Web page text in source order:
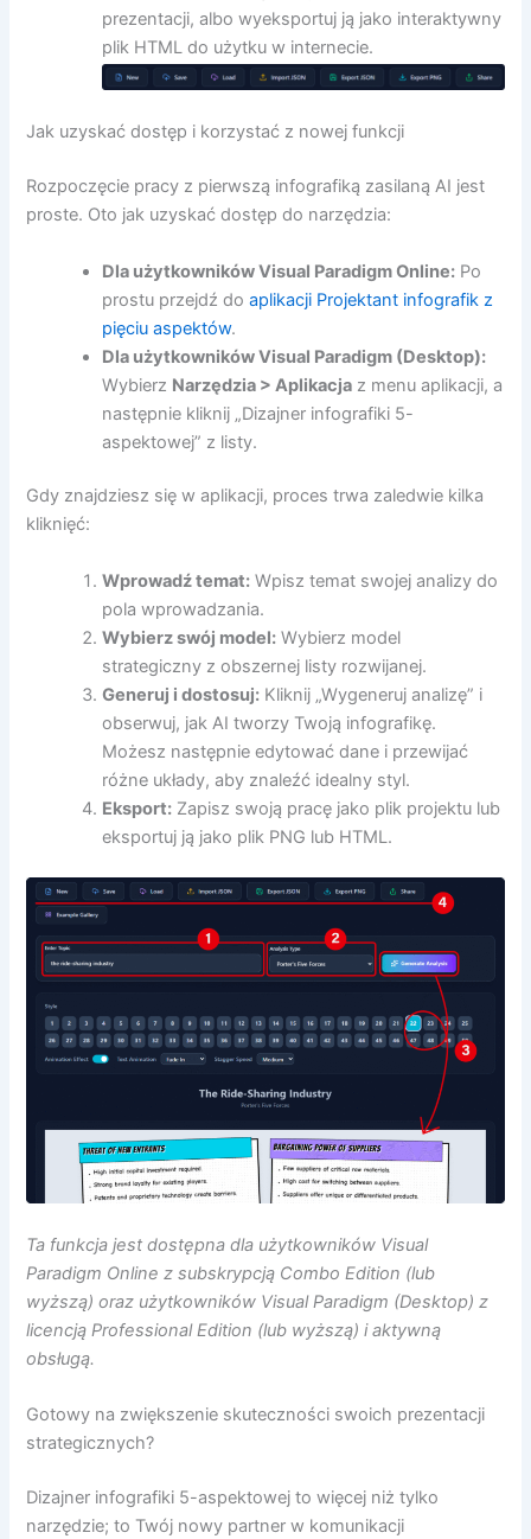
prezentacji, albo wyeksportuj ją jako interaktywny
plik HTML do użytku w internecie.
Jak uzyskać dostęp i korzystać z nowej funkcji
Rozpoczęcie pracy z pierwszą infografiką zasilaną AI jest
proste. Oto jak uzyskać dostęp do narzędzia:
Dla użytkowników Visual Paradigm Online: Po
prostu przejdź doaplikacji Projektant infografik z
pięciu aspektów.
Dla użytkowników Visual Paradigm (Desktop):
Wybierz Narzędzia > Aplikacja z menu aplikacji, a
następnie kliknij „Dizajner infografiki 5-
aspektowej” z listy.
Gdy znajdziesz się w aplikacji, proces trwa zaledwie kilka
kliknięć:
Wprowadź temat: Wpisz temat swojej analizy do
pola wprowadzania.
Wybierz swój model: Wybierz model
strategiczny z obszernej listy rozwijanej.
Generuj i dostosuj: Kliknij „Wygeneruj analizę” i
obserwuj, jak AI tworzy Twoją infografikę.
Możesz następnie edytować dane i przewijać
różne układy, aby znaleźć idealny styl.
Eksport: Zapisz swoją pracę jako plik projektu lub
eksportuj ją jako plik PNG lub HTML.
Ta funkcja jest dostępna dla użytkowników Visual
Paradigm Online z subskrypcją Combo Edition (lub
wyższą) oraz użytkowników Visual Paradigm (Desktop) z
licencją Professional Edition (lub wyższą) i aktywną
obsługą.
Gotowy na zwiększenie skuteczności swoich prezentacji
strategicznych?
Dizajner infografiki 5-aspektowej to więcej niż tylko
narzędzie; to Twój nowy partner w komunikacji